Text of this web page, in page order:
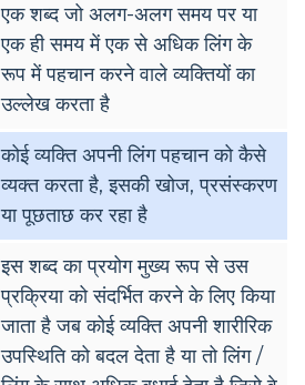
एक शब्द जो अलग-अलग समय पर या
एक ही समय में एक से अधिक लिंग के
रूप में पहचान करने वाले व्यक्तियों का
उल्लेख करता है
कोई व्यक्ति अपनी लिंग पहचान को कैसे
व्यक्त करता है, इसकी खोज, प्रसंस्करण
या पूछताछ कर रहा है
इस शब्द का प्रयोग मुख्य रूप से उस
प्रक्रिया को संदर्भित करने के लिए किया
जाता है जब कोई व्यक्ति अपनी शारीरिक
उपस्थिति को बदल देता है या तो लिंग /